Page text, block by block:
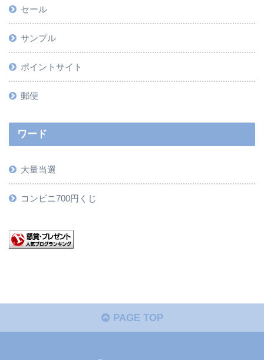
セール
サンプル
ポイントサイト
郵便
ワード
大量当選
コンビニ700円くじ
PAGE TOP